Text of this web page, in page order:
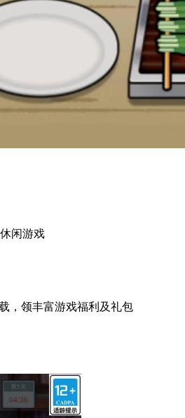
闲游戏
，领丰富游戏福利 及礼包